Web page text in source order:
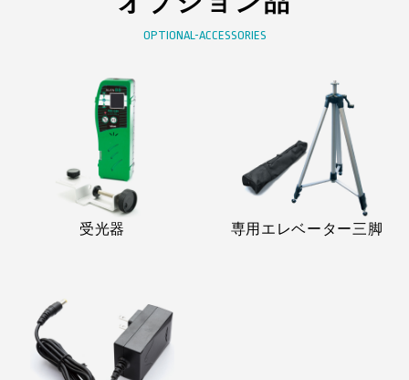
OPTIONAL-ACCESSORIES
受光器 専用エレベーター三脚